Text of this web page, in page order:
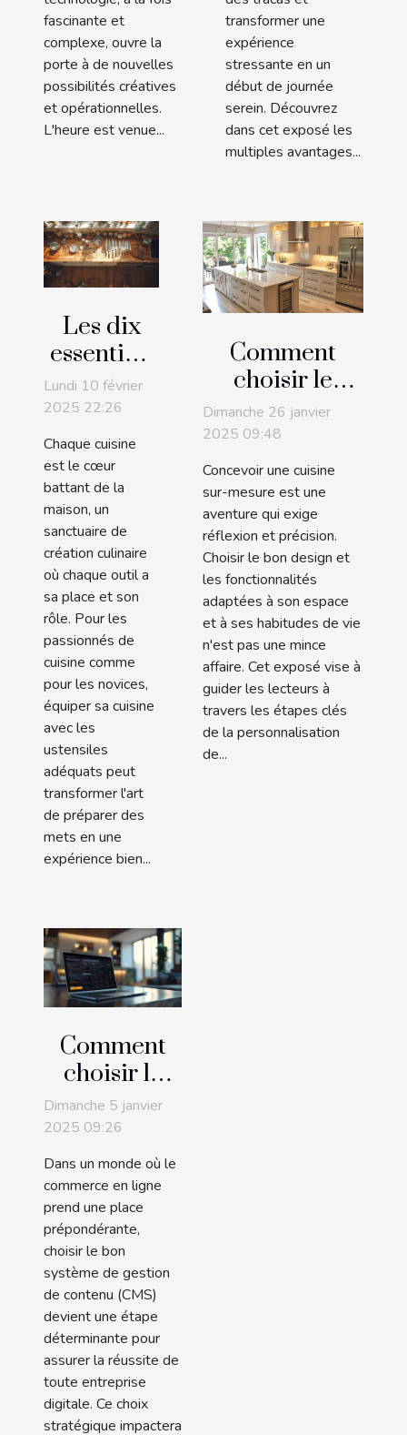
fascinante et
complexe, ouvre la
porte à de nouvelles
possibilités créatives
et opérationnelles.
L'heure est venue...
transformer une
expérience
stressante en un
début de journée
serein. Découvrez
dans cet exposé les
multiples avantages...
Les dix
essentiels
pour une
cuisine
bien
équipée
Lundi 10 février
2025 22:26
Chaque cuisine
est le cœur
battant de la
maison, un
sanctuaire de
création culinaire
où chaque outil a
sa place et son
rôle. Pour les
passionnés de
cuisine comme
pour les novices,
équiper sa cuisine
avec les
ustensiles
adéquats peut
transformer l'art
de préparer des
mets en une
expérience bien...
Comment
choisir le
design et les
fonctionnalités
pour une
cuisine sur-
mesure
Dimanche 26 janvier
2025 09:48
Concevoir une cuisine
sur-mesure est une
aventure qui exige
réflexion et précision.
Choisir le bon design et
les fonctionnalités
adaptées à son espace
et à ses habitudes de vie
n'est pas une mince
affaire. Cet exposé vise à
guider les lecteurs à
travers les étapes clés
de la personnalisation
de...
Comment
choisir le
bon CMS
pour votre
entreprise
en ligne
Dimanche 5 janvier
2025 09:26
Dans un monde où le
commerce en ligne
prend une place
prépondérante,
choisir le bon
système de gestion
de contenu (CMS)
devient une étape
déterminante pour
assurer la réussite de
toute entreprise
digitale. Ce choix
stratégique impactera